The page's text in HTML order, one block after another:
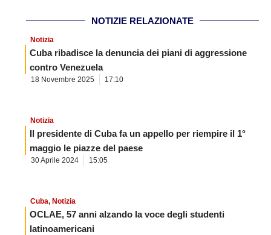
NOTIZIE RELAZIONATE
Notizia
Cuba ribadisce la denuncia dei piani di aggressione
contro Venezuela
18 Novembre 2025 17:10
Notizia
Il presidente di Cuba fa un appello per riempire il 1°
maggio le piazze del paese
30 Aprile 2024 15:05
Cuba, Notizia
OCLAE, 57 anni alzando la voce degli studenti
latinoamericani